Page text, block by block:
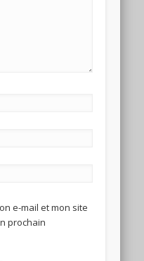
e-mail et mon site
prochain